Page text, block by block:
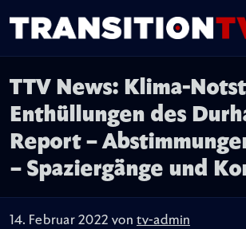
TTV News: Klima-
Enthüllungen des
Report –
– Spaziergänge und
14. Februar 2022 von tv-admin